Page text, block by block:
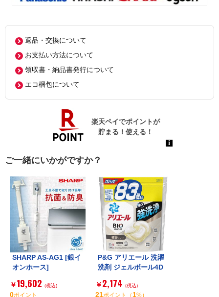
返品・交換について
お支払い方法について
領収書・納品書発行について
エコ梱包について
ご一緒にいかがですか？
SHARP AS-AG1 [銀イ
オンホース]
￥19,602 (税込)
0ポイント
P&G アリエール 洗濯
洗剤 ジェルボール4D
ャンボ 83個
￥2,174 (税込)
21ポイント （ 1%）